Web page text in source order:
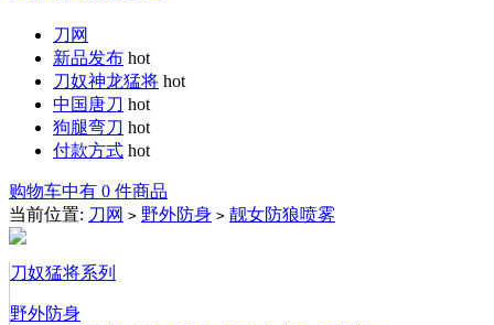
刀网
新品发布 hot
刀奴神龙猛将 hot
中国唐刀 hot
狗腿弯刀 hot
付款方式 hot
购物车中有 0 件商品
当前位置: 刀网 > 野外防身 > 靓女防狼喷雾
刀奴猛将系列
野外防身